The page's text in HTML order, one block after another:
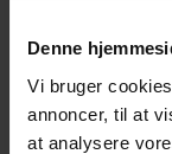
Denne
Vi bruger
annoncer, til at
at analysere